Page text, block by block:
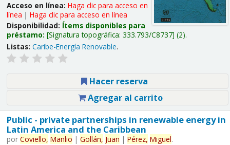
Acceso en línea: Haga clic para acceso en
línea | Haga clic para acceso en línea
Disponibilidad: Ítems disponibles para
préstamo: Signatura topográfica: 333.793/C8737 (2).
Listas: Caribe-Energía Renovable.
Hacer reserva
Agregar al carrito
Public - private partnerships in renewable energy in
Latin America and the Caribbean
por Coviello, Manlio | Gollán, Juan | Pérez, Miguel.